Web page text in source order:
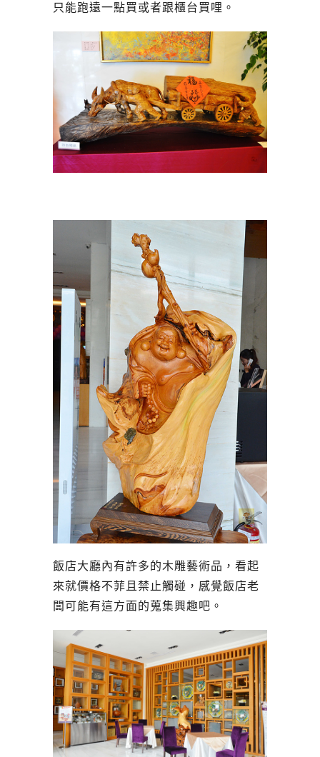
只能跑遠一點買或者跟櫃台買哩。
飯店大廳內有許多的木雕藝術品，看起
來就價格不菲且禁止觸碰，感覺飯店老
闆可能有這方面的蒐集興趣吧。